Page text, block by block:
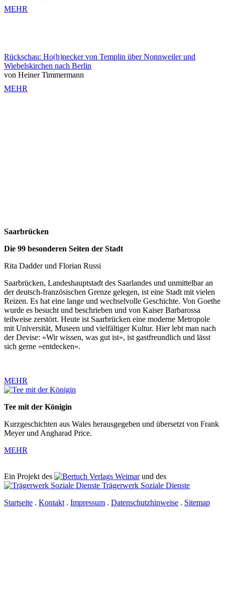
MEHR
Rückschau: Ho(h)necker von Templin über Nonnweiler und
Wiebelskirchen nach Berlin
von Heiner Timmermann
MEHR
Saarbrücken
Die 99 besonderen Seiten der Stadt
Rita Dadder und Florian Russi
Saarbrücken, Landeshauptstadt des Saarlandes und unmittelbar an
der deutsch-französischen Grenze gelegen, ist eine Stadt mit vielen
Reizen. Es hat eine lange und wechselvolle Geschichte. Von Goethe
wurde es besucht und beschrieben und von Kaiser Barbarossa
teilweise zerstört. Heute ist Saarbrücken eine moderne Metropole
mit Universität, Museen und vielfältiger Kultur. Hier lebt man nach
der Devise: »Wir wissen, was gut ist«, ist gastfreundlich und lässt
sich gerne »entdecken«.
MEHR
Tee mit der Königin
Kurzgeschichten aus Wales herausgegeben und übersetzt von Frank
Meyer und Angharad Price.
MEHR
Ein Projekt des Verlags Weimarund des
Trägerwerk Soziale Dienste
Startseite . Kontakt . Impressum . Datenschutzhinweise . Sitemap